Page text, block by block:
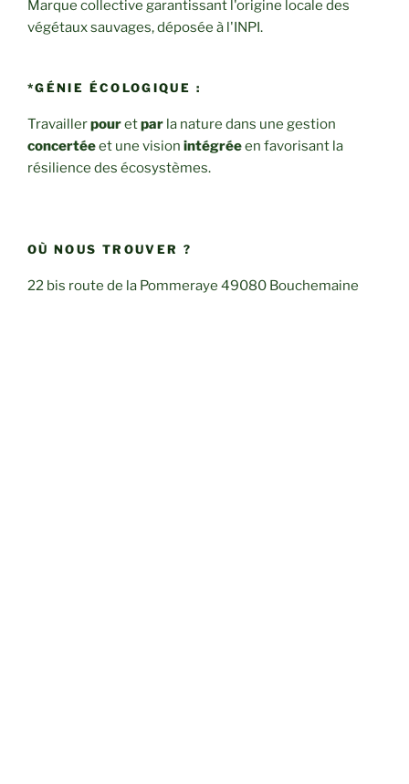
Marque collective garantissant l'origine locale des
végétaux sauvages, déposée à l'INPI.
*GÉNIE ÉCOLOGIQUE :
Travaillerpouretpar la nature dans une gestion
concertéeet une vision intégréeen favorisant la
résilience des écosystèmes.
OÙ NOUS TROUVER ?
22 bis route de la Pommeraye 49080 Bouchemaine